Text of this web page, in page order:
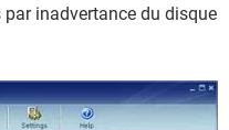
inadvertance du disque